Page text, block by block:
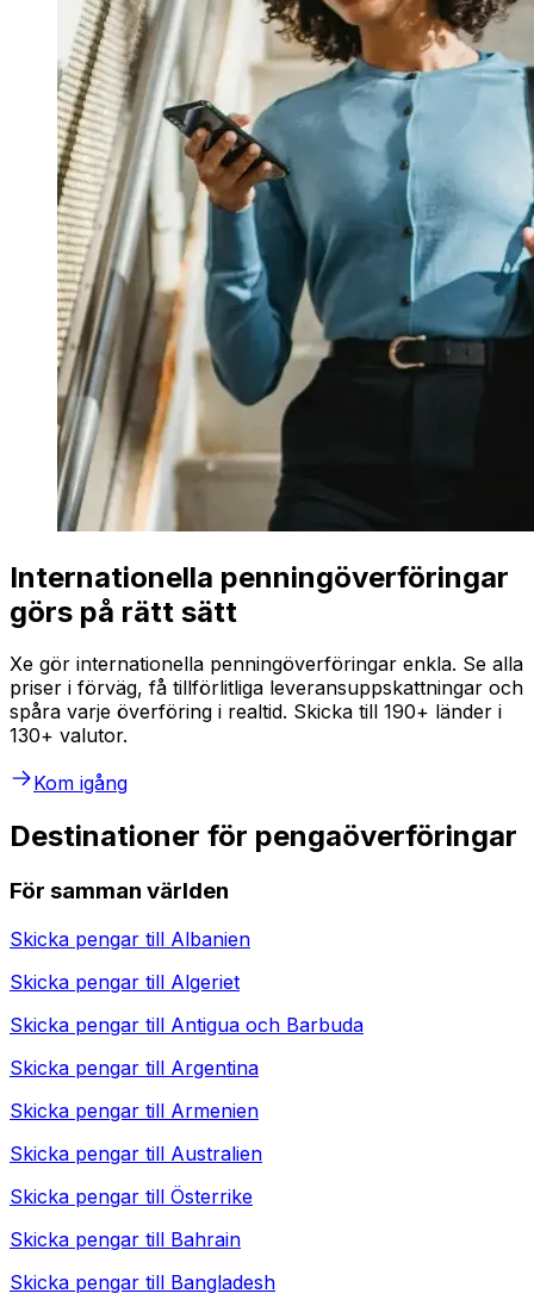
Internationella penningöverföringar
görs på rätt sätt
Xe gör internationella penningöverföringar enkla. Se alla
priser i förväg, få tillförlitliga leveransuppskattningar och
spåra varje överföring i realtid. Skicka till 190+ länder i
130+ valutor.
Kom igång
Destinationer för pengaöverföringar
För samman världen
Skicka pengar till Albanien
Skicka pengar till Algeriet
Skicka pengar till Antigua och Barbuda
Skicka pengar till Argentina
Skicka pengar till Armenien
Skicka pengar till Australien
Skicka pengar till Österrike
Skicka pengar till Bahrain
Skicka pengar till Bangladesh